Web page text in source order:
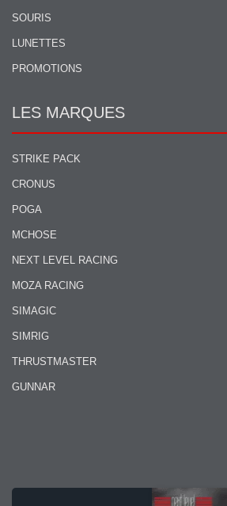
SOURIS
LUNETTES
PROMOTIONS
LES MARQUES
STRIKE PACK
CRONUS
POGA
MCHOSE
NEXT LEVEL RACING
MOZA RACING
SIMAGIC
SIMRIG
THRUSTMASTER
GUNNAR